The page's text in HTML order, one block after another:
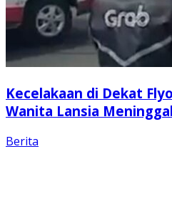
Kecelakaan di Dekat
Wanita Lansia Meninggal
Berita